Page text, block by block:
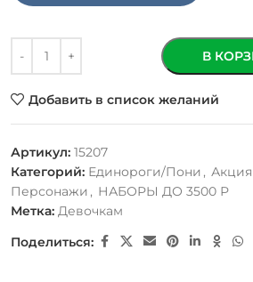
В
Добавить в список желаний
Артикул:15207
Категорий: Единороги/Пони , Акция
Персонажи , НАБОРЫ ДО 3500 Р
Метка: Девочкам
Поделиться: